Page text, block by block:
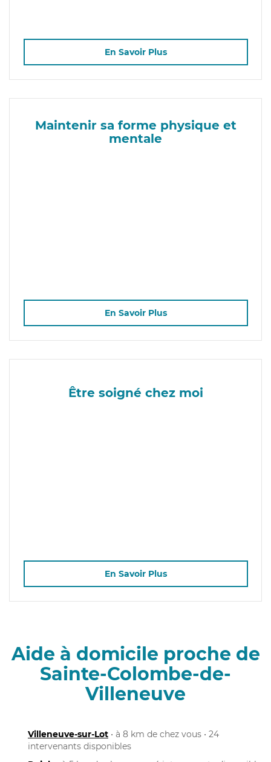
En Savoir Plus
Maintenir sa forme physique et
mentale
En Savoir Plus
Être soigné chez moi
En Savoir Plus
Aide à domicile proche de
Sainte-Colombe-de-
Villeneuve
Villeneuve-sur-Lot • à 8 km de chez vous • 24
intervenants disponibles